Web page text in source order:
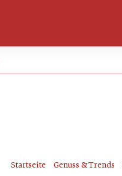
Startseite Genuss & Trends